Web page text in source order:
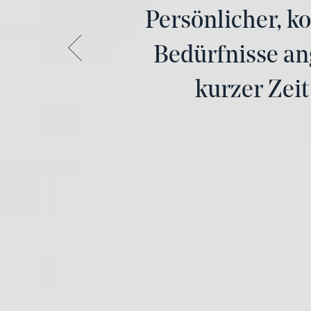
Persönlicher,
Bedürfnisse
kurzer
gut waren.
Herrn Iradj
Alexander ist
die Immobilie
passt. Ein